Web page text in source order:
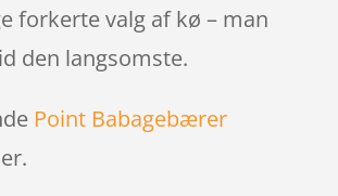
forkerte valg af kø – man
den langsomste.
Point Babagebærer